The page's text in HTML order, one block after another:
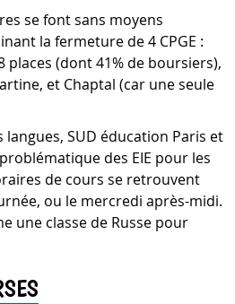
se font sans moyens
la fermeture de 4 CPGE :
places (dont 41% de boursiers),
et Chaptal (car une seule
SUD éducation Paris et
des EIE pour les
de cours se retrouvent
ou le mercredi après-midi.
une classe de Russe pour